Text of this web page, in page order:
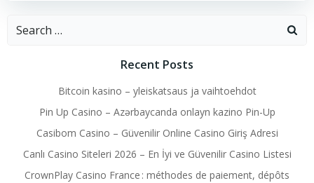
Search
Recent Posts
Bitcoin kasino – yleiskatsaus ja vaihtoehdot
Pin Up Casino – Azərbaycanda onlayn kazino Pin-Up
Casibom Casino – Güvenilir Online Casino Giriş Adresi
Canlı Casino Siteleri 2026 – En İyi ve Güvenilir Casino Listesi
CrownPlay Casino France : méthodes de paiement, dépôts